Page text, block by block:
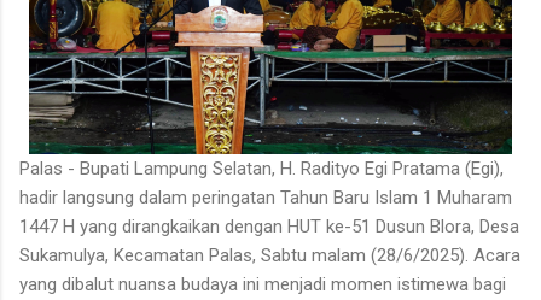
Palas - Bupati Lampung Selatan, H. Radityo Egi Pratama (Egi),
hadir langsung dalam peringatan Tahun Baru Islam 1 Muharam
1447 H yang dirangkaikan dengan HUT ke-51 Dusun Blora, Desa
Sukamulya, Kecamatan Palas, Sabtu malam (28/6/2025). Acara
yang dibalut nuansa budaya ini menjadi momen istimewa bagi